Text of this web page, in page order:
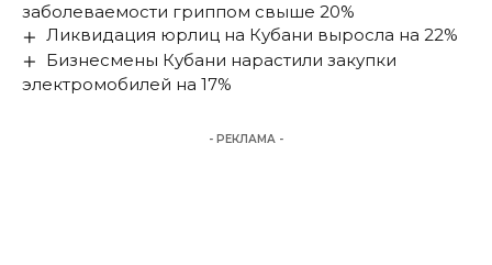
заболеваемости гриппом свыше 20%
Ликвидация юрлиц на Кубани выросла на 22%
Бизнесмены Кубани нарастили закупки
электромобилей на 17%
- РЕКЛАМА -